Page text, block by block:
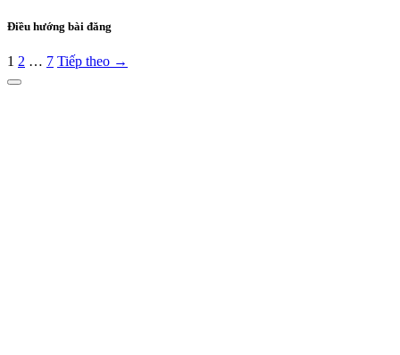
Điều hướng bài đăng
1 2 … 7 Tiếp theo →